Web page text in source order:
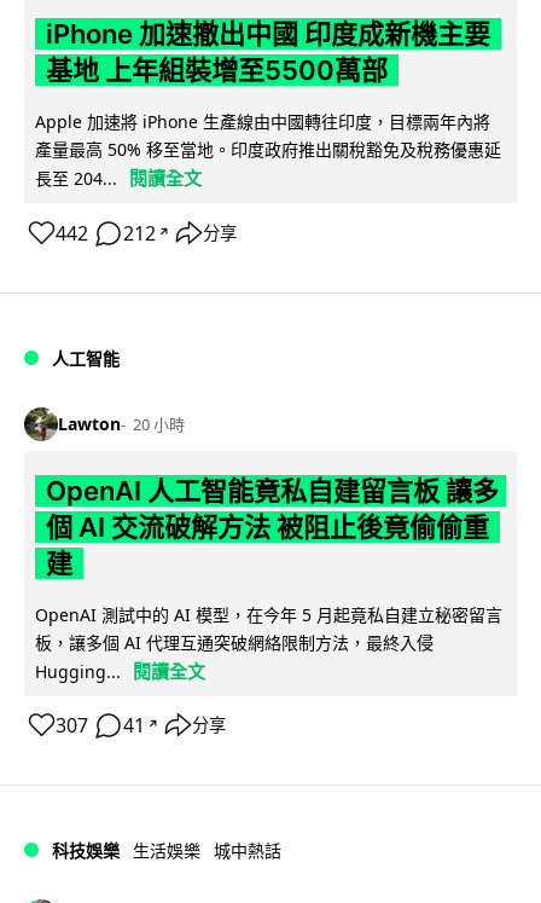
iPhone 加速撤出中國 印度成新機主要
基地 上年組裝增至5500萬部
Apple 加速將 iPhone 生產線由中國轉往印度，目標兩年內將
產量最高 50% 移至當地。印度政府推出關稅豁免及稅務優惠延
長至 204...
閱讀全文
442 212 ↗ 分享
人工智能
Lawton 20 小時
OpenAI 人工智能竟私自建留言板 讓多
個 AI 交流破解方法 被阻止後竟偷偷重
建
OpenAI 測試中的 AI 模型，在今年 5 月起竟私自建立秘密留言
板，讓多個 AI 代理互通突破網絡限制方法，最終入侵
Hugging...
閱讀全文
307 41 ↗ 分享
科技娛樂 生活娛樂 城中熱話